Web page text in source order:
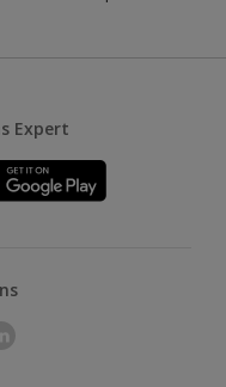
Expert